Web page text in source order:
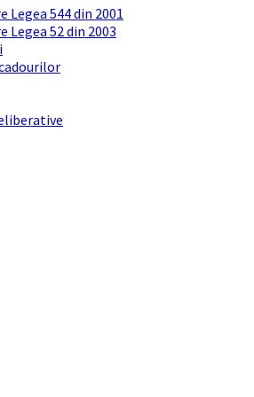
544 din 2001
52 din 2003